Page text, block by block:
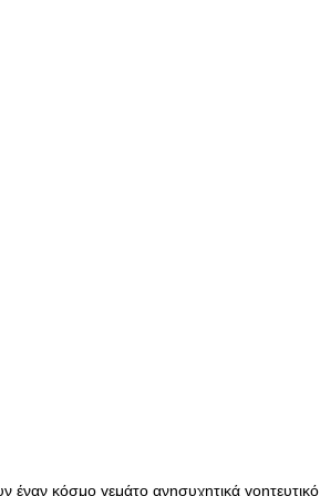
έναν κόσμο γεμάτο ανησυχητικά γοητευτικό